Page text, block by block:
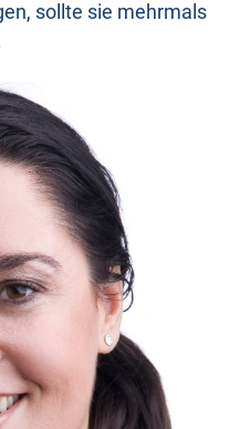
sollte sie mehrmals